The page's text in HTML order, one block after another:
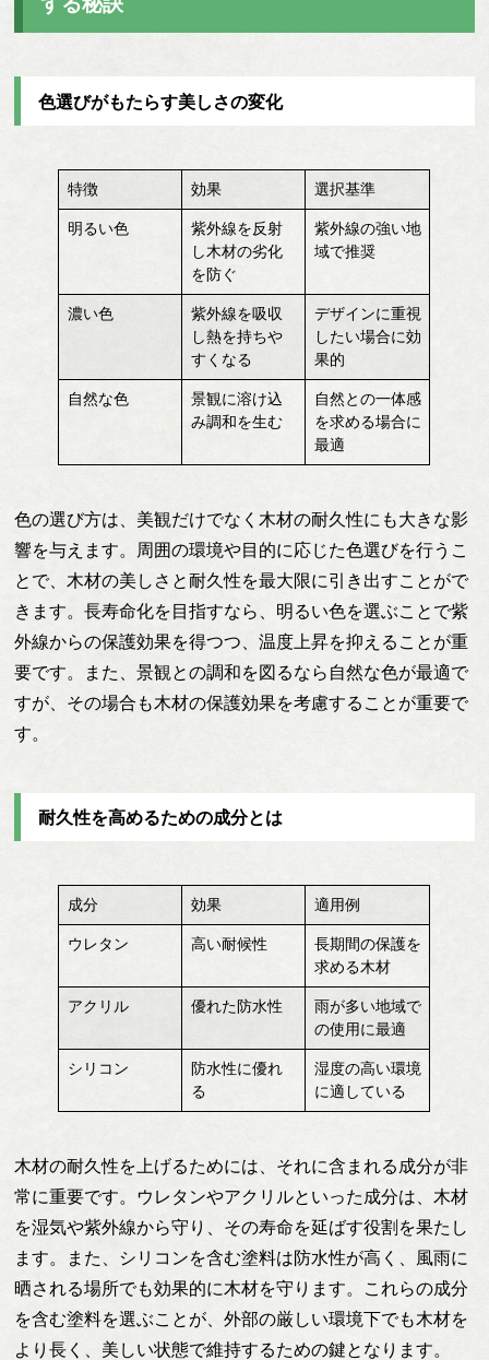
色選びがもたらす美しさの変化
特徴 効果 選択基準
明るい色
紫外線を反射
し木材の劣化
を防ぐ
紫外線の強い地
域で推奨
濃い色
紫外線を吸収
し熱を持ちや
すくなる
デザインに重視
したい場合に効
果的
自然な色
景観に溶け込
み調和を生む
自然との一体感
を求める場合に
最適
色の選び方は、美観だけでなく木材の耐久性にも大きな影
響を与えます。周囲の環境や目的に応じた色選びを行うこ
とで、木材の美しさと耐久性を最大限に引き出すことがで
きます。長寿命化を目指すなら、明るい色を選ぶことで紫
外線からの保護効果を得つつ、温度上昇を抑えることが重
要です。また、景観との調和を図るなら自然な色が最適で
すが、その場合も木材の保護効果を考慮することが重要で
す。
耐久性を高めるための成分とは
成分 効果 適用例
ウレタン 高い耐候性
長期間の保護を
求める木材
アクリル 優れた防水性
雨が多い地域で
の使用に最適
シリコン
防水性に優れ
る
湿度の高い環境
に適している
木材の耐久性を上げるためには、それに含まれる成分が非
常に重要です。ウレタンやアクリルといった成分は、木材
を湿気や紫外線から守り、その寿命を延ばす役割を果たし
ます。また、シリコンを含む塗料は防水性が高く、風雨に
晒される場所でも効果的に木材を守ります。これらの成分
を含む塗料を選ぶことが、外部の厳しい環境下でも木材を
より長く、美しい状態で維持するための鍵となります。